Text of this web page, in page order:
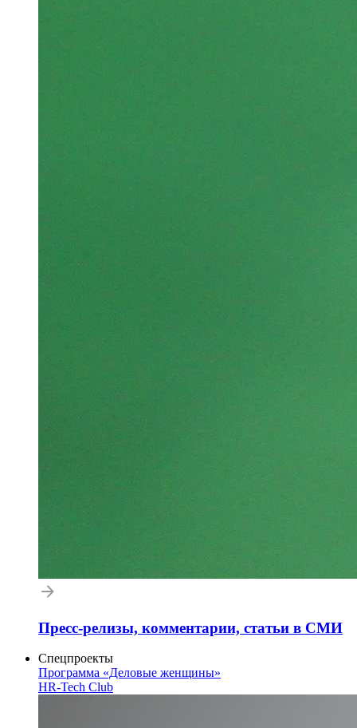
Пресс-релизы, комментарии, статьи в СМИ
Спецпроекты
Программа «Деловые женщины»
HR-Tech Club